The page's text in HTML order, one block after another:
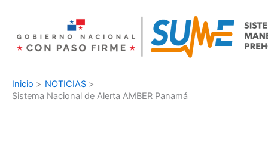
contenido
Inicio
NOTICIAS
Sistema Nacional de Alerta AMBER Panamá